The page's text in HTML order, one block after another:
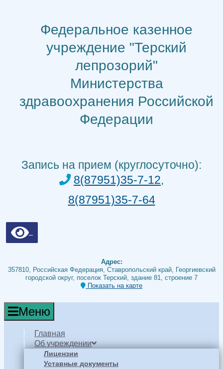
содержимомуФедеральное казенное
учреждение "Терский
лепрозорий"
Министерства
здравоохранения Российской
Федерации
Запись на прием (круглосуточно):
8(87951)35-7-12,
8(87951)35-7-64
Адрес:
357810, Российская Федерация, Ставропольский край, Георгиевский
городской округ, поселок Терский, здание 81, строение 7
Показать на карте
Меню
Главная
Об учреждении
Лицензии
Уставные документы